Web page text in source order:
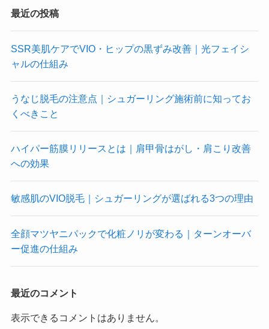
最近の投稿
SSR美肌ケアでVIO・ヒップの黒ずみ改善｜光フェイシ
ャルの仕組み
うなじ脱毛の注意点｜シュガーリング施術前に知ってお
くべきこと
ハイパー筋膜リリースとは｜肩甲骨はがし・肩こり改善
への効果
敏感肌のVIO脱毛｜シュガーリングが選ばれる3つの理由
全顔マツヤニパックで化粧ノリが変わる｜ターンオーバ
ー促進の仕組み
最近のコメント
表示できるコメントはありません。